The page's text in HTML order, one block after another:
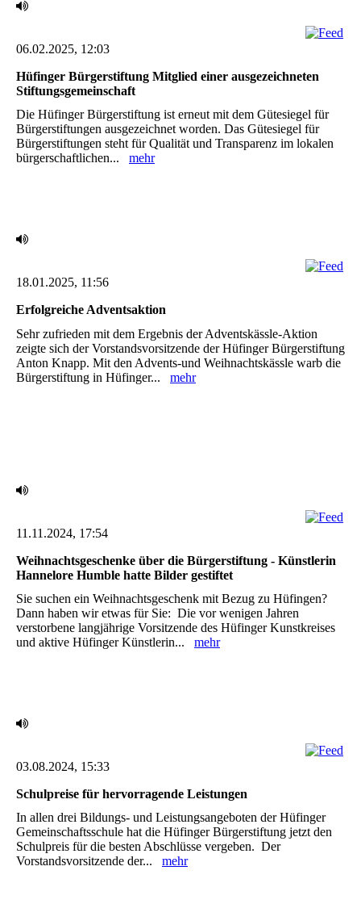
06.02.2025, 12:03
Hüfinger Bürgerstiftung Mitglied einer ausgezeichneten
Stiftungsgemeinschaft
Die Hüfinger Bürgerstiftung ist erneut mit dem Gütesiegel für
Bürgerstiftungen ausgezeichnet ‎worden. Das Gütesiegel für
Bürgerstiftungen steht für Qualität und Transparenz im lokalen
‎bürgerschaftlichen... mehr
18.01.2025, 11:56
Erfolgreiche Adventsaktion ‎
Sehr zufrieden mit dem Ergebnis der Adventskässle-Aktion
zeigte sich der Vorstandsvorsitzende ‎der Hüfinger Bürgerstiftung
Anton Knapp. Mit den Advents-und Weihnachtskässle warb die
‎Bürgerstiftung in Hüfinger... mehr
11.11.2024, 17:54
Weihnachtsgeschenke über die Bürgerstiftung - Künstlerin
Hannelore Humble hatte Bilder gestiftet
Sie suchen ein Weihnachtsgeschenk mit Bezug zu Hüfingen?
Dann haben wir etwas für Sie:‎ ‎ Die vor wenigen Jahren
verstorbene langjährige Vorsitzende des Hüfinger Kunstkreises
und aktive ‎Hüfinger Künstlerin... mehr
03.08.2024, 15:33
Schulpreise für hervorragende Leistungen ‎
In allen drei Bildungs- und Leistungsangeboten der Hüfinger
Gemeinschaftsschule hat die Hüfinger ‎Bürgerstiftung jetzt den
Schulpreis für die besten Abschlüsse vergeben. ‎ Der
Vorstandsvorsitzende der... mehr